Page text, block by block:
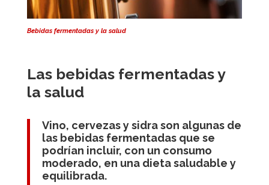
Bebidas fermentadas y la salud
Las bebidas fermentadas y
la salud
Vino, cervezas y sidra son algunas de
las bebidas fermentadas que se
podrían incluir, con un consumo
moderado, en una dieta saludable y
equilibrada.